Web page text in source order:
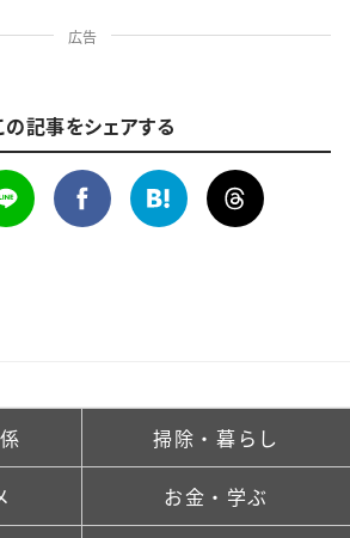
広告
の記事をシェアする
掃除・暮らし
お金・学ぶ